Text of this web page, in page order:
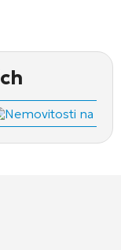
Nemovitosti na